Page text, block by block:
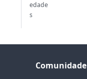
edade
s
Comunidade